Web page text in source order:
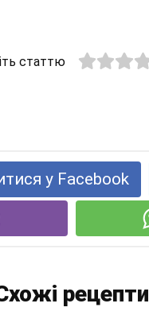
статтю
у Facebook
рецепти